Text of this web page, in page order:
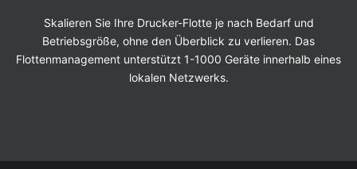
Skalieren Sie Ihre Drucker-Flotte je nach Bedarf und
Betriebsgröße, ohne den Überblick zu verlieren. Das
Flottenmanagement unterstützt 1-1000 Geräte innerhalb eines
lokalen Netzwerks.